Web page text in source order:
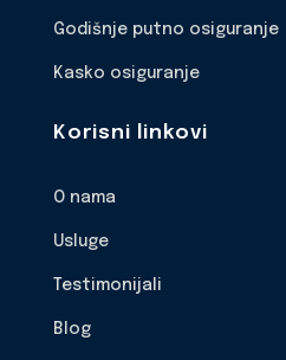
Godišnje putno osiguranje
Kasko osiguranje
Korisni linkovi
O nama
Usluge
Testimonijali
Blog